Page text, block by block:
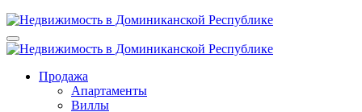
Продажа
Апартаменты
Виллы